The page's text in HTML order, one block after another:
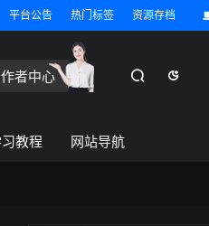
平台公告 热门标签 资源存档
者中心
教程 网站导航